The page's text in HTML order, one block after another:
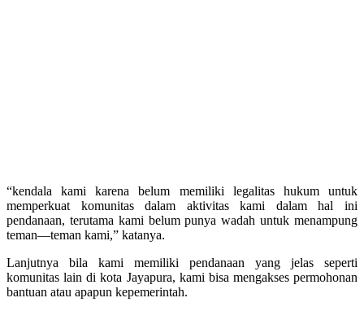
“kendala kami karena belum memiliki legalitas hukum untuk
memperkuat komunitas dalam aktivitas kami dalam hal ini
pendanaan, terutama kami belum punya wadah untuk menampung
teman—teman kami,” katanya.
Lanjutnya bila kami memiliki pendanaan yang jelas seperti
komunitas lain di kota Jayapura, kami bisa mengakses permohonan
bantuan atau apapun kepemerintah.